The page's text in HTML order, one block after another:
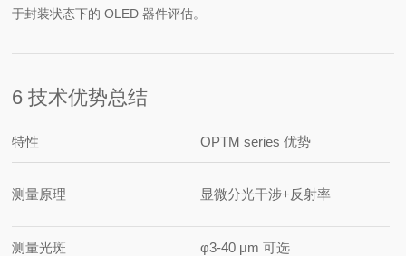
于封装状态下的 OLED 器件评估。
6 技术优势总结
特性 OPTM series 优势
测量原理 显微分光干涉+反射率
测量光斑 φ3-40 μm 可选